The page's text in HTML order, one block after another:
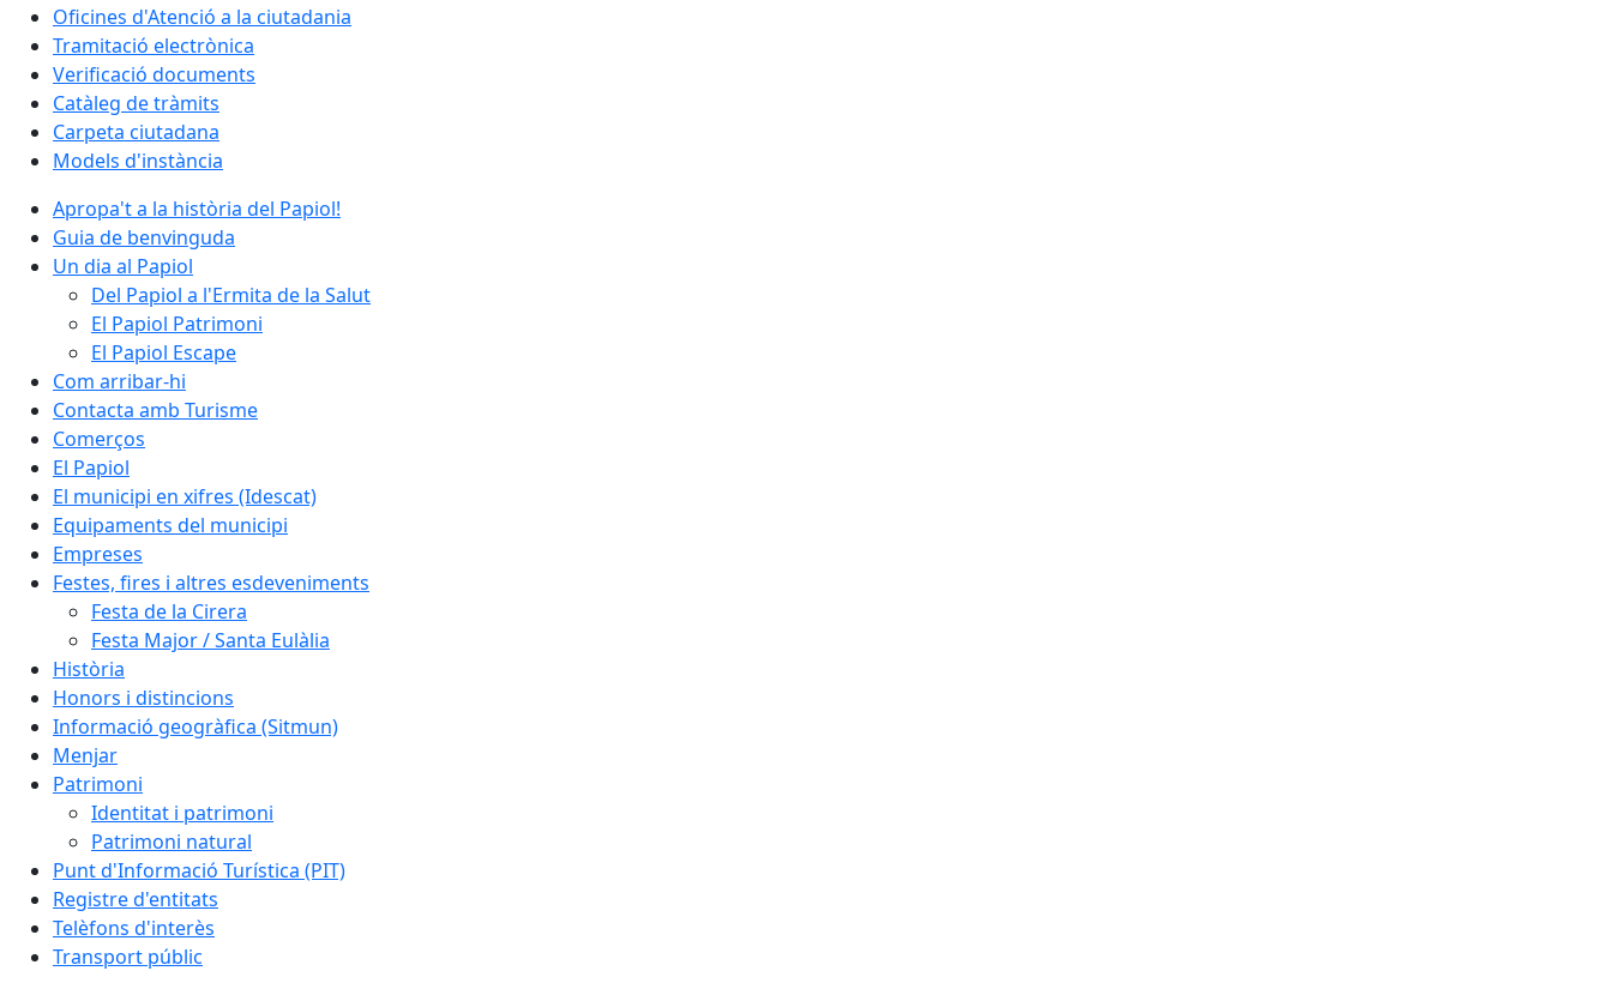
Oficines d'Atenció a la ciutadania
Tramitació electrònica
Verificació documents
Catàleg de tràmits
Carpeta ciutadana
Models d'instància
Apropa't a la història del Papiol!
Guia de benvinguda
Un dia al Papiol
Del Papiol a l'Ermita de la Salut
El Papiol Patrimoni
El Papiol Escape
Com arribar-hi
Contacta amb Turisme
Comerços
El Papiol
El municipi en xifres (Idescat)
Equipaments del municipi
Empreses
Festes, fires i altres esdeveniments
Festa de la Cirera
Festa Major / Santa Eulàlia
Història
Honors i distincions
Informació geogràfica (Sitmun)
Menjar
Patrimoni
Identitat i patrimoni
Patrimoni natural
Punt d'Informació Turística (PIT)
Registre d'entitats
Telèfons d'interès
Transport públic